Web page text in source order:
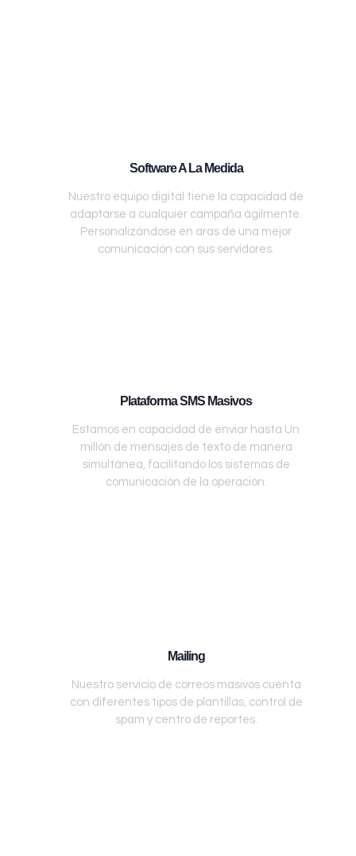
Software A La Medida
Nuestro equipo digital tiene la capacidad de
adaptarse a cualquier campaña ágilmente.
Personalizándose en aras de una mejor
comunicación con sus servidores.
Plataforma SMS Masivos
Estamos en capacidad de enviar hasta Un
millón de mensajes de texto de manera
simultánea, facilitando los sistemas de
comunicación de la operación.
Mailing
Nuestro servicio de correos masivos cuenta
con diferentes tipos de plantillas, control de
spam y centro de reportes.